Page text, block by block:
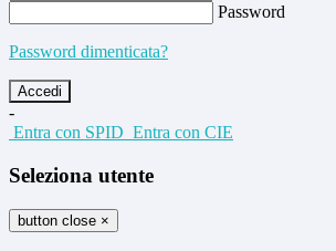
Password
Password dimenticata?
-
Entra con SPID Entra con CIE
Seleziona utente
button close ×